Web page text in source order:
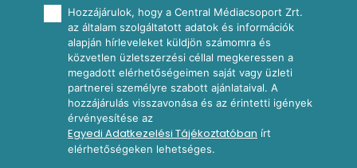
Hozzájárulok, hogy a Central Médiacsoport Zrt.
az általam szolgáltatott adatok és információk
alapján hírleveleket küldjön számomra és
közvetlen üzletszerzési céllal megkeressen a
megadott elérhetőségeimen saját vagy üzleti
partnerei személyre szabott ajánlataival. A
hozzájárulás visszavonása és az érintetti igények
érvényesítése az
Egyedi Adatkezelési Tájékoztatóban írt
elérhetőségeken lehetséges.